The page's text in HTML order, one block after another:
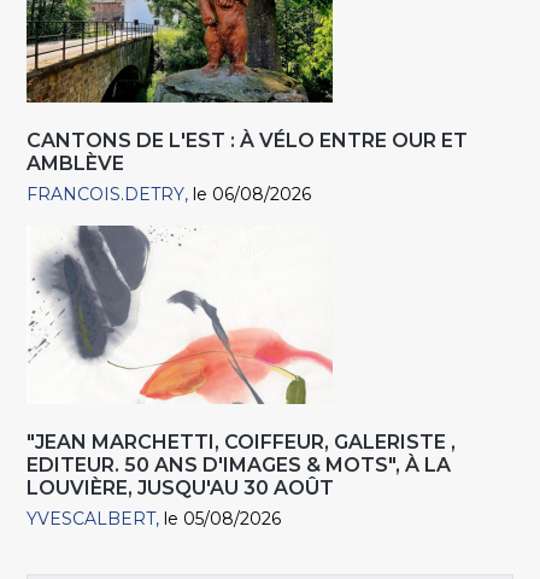
CANTONS DE L'EST : À VÉLO ENTRE OUR ET
AMBLÈVE
FRANCOIS.DETRY le 06/08/2026
"JEAN MARCHETTI, COIFFEUR, GALERISTE ,
EDITEUR. 50 ANS D'IMAGES & MOTS", À LA
LOUVIÈRE, JUSQU'AU 30 AOÛT
YVESCALBERT le 05/08/2026